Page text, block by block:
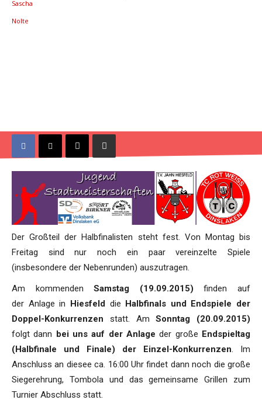
Der Großteil der Halbfinalisten steht fest. Von Montag bis
Freitag sind nur noch ein paar vereinzelte Spiele
(insbesondere der Nebenrunden) auszutragen.
Am kommendenSamstag (19.09.2015) finden auf
der Anlage in Hiesfelddie Halbfinals und Endspiele der
Doppel-Konkurrenzen statt. AmSonntag (20.09.2015)
folgt dann bei uns auf der Anlage der große Endspieltag
(Halbfinale und Finale) der Einzel-Konkurrenzen. Im
Anschluss an diesee ca. 16:00 Uhr findet dann noch die große
Siegerehrung, Tombola und das gemeinsame Grillen zum
Turnier Abschluss statt.